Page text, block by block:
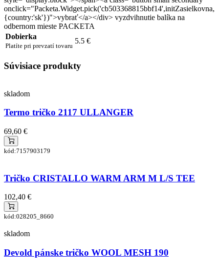
onclick="Packeta.Widget.pick('cb503368815bbf14',initZasielkovna,
{country:'sk'})">vybrať</a></div> vyzdvihnutie balíka na
odbernom mieste PACKETA
Dobierka
Platíte pri prevzatí tovaru
5.5 €
Súvisiace produkty
skladom
Termo tričko 2117 ULLANGER
69,60 €
kód:7157903179
Tričko CRISTALLO WARM ARM M L/S TEE
102,40 €
kód:028205_8660
skladom
Devold pánske tričko WOOL MESH 190